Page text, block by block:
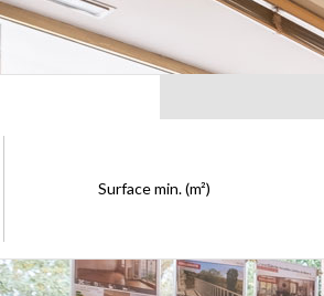
Surface min. (m²)